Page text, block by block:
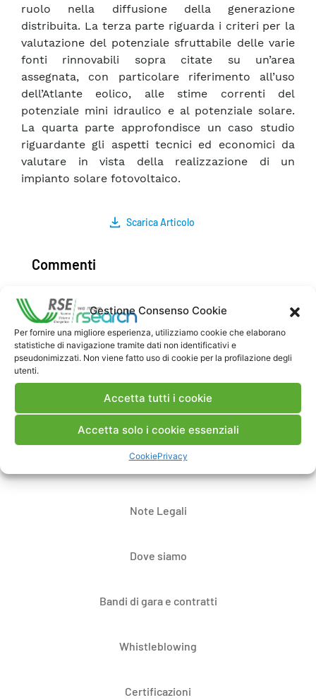
Gestione Consenso Cookie
Per fornire una migliore esperienza, utilizziamo cookie che elaborano
statistiche di navigazione tramite dati non identificativi e
pseudonimizzati. Non viene fatto uso di cookie per la profilazione degli
utenti.
Accetta tutti i cookie
Accetta solo i cookie essenziali
CookiePrivacy
ruolo nella diffusione della generazione
distribuita. La terza parte riguarda i criteri per la
valutazione del potenziale sfruttabile delle varie
fonti rinnovabili sopra citate su un’area
assegnata, con particolare riferimento all’uso
dell’Atlante eolico, alle stime correnti del
potenziale mini idraulico e al potenziale solare.
La quarta parte approfondisce un caso studio
riguardante gli aspetti tecnici ed economici da
valutare in vista della realizzazione di un
impianto solare fotovoltaico.
Scarica Articolo
Commenti
Pubblica un commento
Note Legali
Dove siamo
Bandi di gara e contratti
Whistleblowing
Certificazioni